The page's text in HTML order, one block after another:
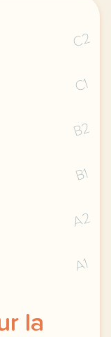
C2
C1
B2
B1
A2
A1
la